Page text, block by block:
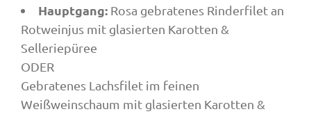
Hauptgang: Rosa gebratenes Rinderfilet an
Rotweinjus mit glasierten Karotten &
Selleriepüree
ODER
Gebratenes Lachsfilet im feinen
Weißweinschaum mit glasierten Karotten &